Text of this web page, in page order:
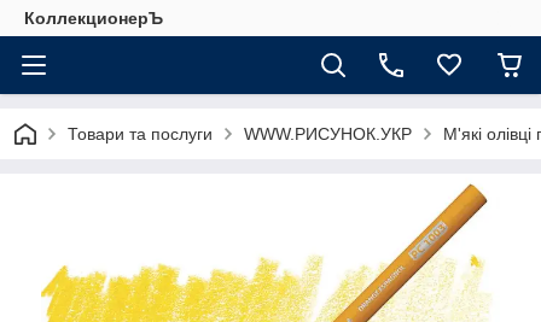
КоллекционерЪ
Товари та послуги WWW.РИСУНОК.УКР М'які